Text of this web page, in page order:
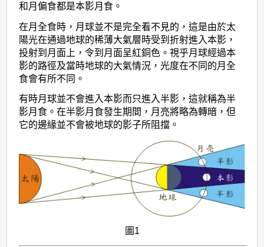
和月偏食都是本影月食。
在月全食時，月球並不是完全看不見的，這是由於太
陽光在通過地球的稀薄大氣層時受到折射進入本影，
投射到月面上，令到月面呈紅銅色。視乎月球經過本
影的路徑及當時地球的大氣情況，光度在不同的月全
食會有所不同。
有時月球並不會進入本影而只進入半影，這就稱為半
影月食。在半影月食發生期間，月亮將略為轉暗，但
它的邊緣並不會被地球的影子所阻擋。
圖1